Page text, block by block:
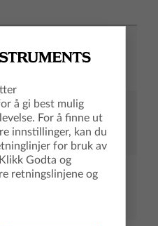
operativsystem og
å gi best mulig
For å finne ut
innstillinger, kan du
for bruk av
Godta og
retningslinjene og